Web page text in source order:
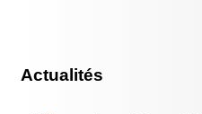
Actualités